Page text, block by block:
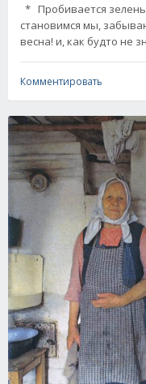
* Пробивается зелень сквозь прошлые травы, и светлее
становимся мы, забываются вьюги… и в этом Вы правы, - вот
Комментировать